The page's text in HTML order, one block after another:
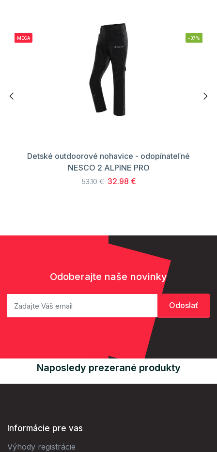
MEGA -37%
Detské outdoorové nohavice - odopínateľné
NESCO 2 ALPINE PRO
53.10 € 32.98 €
Odoberajte naše novinky
Naposledy prezerané produkty
Informácie pre vas
Výhody registrácie